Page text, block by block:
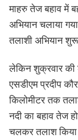
माहरु तेज बहाव में
अभियान चलाया
तलाशी अभियान
लेकिन शुक्रवार
एसडीएम प्रदीप
किलोमीटर तक
नदी का बहाव तेज
चलकर तलाश किया